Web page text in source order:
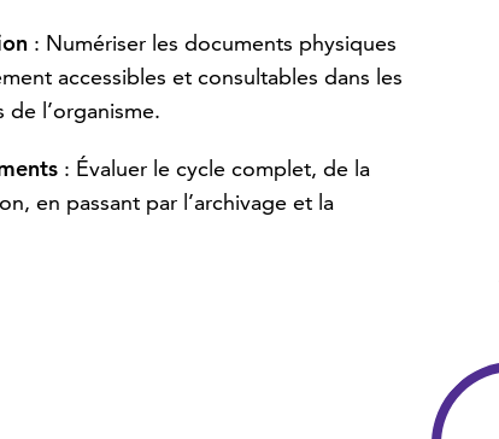
: Numériser les documents physiques
accessibles et consultables dans les
l’organisme.
: Évaluer le cycle complet, de la
en passant par l’archivage et la